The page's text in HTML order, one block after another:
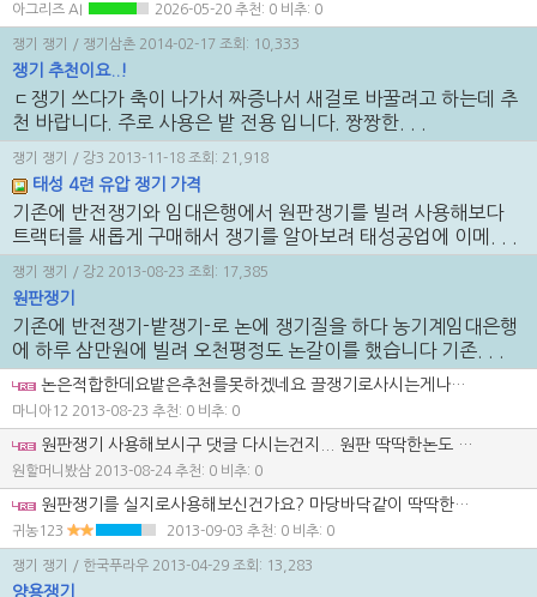
아그리즈 AI 2026-05-20 추천: 0 비추: 0
쟁기 쟁기 / 쟁기삼촌 2014-02-17 조회: 10,333
쟁기 추천이요..!
ㄷ쟁기 쓰다가 축이 나가서 짜증나서 새걸로 바꿀려고 하는데 추
천 바랍니다. 주로 사용은 밭 전용 입니다. 짱짱한. . .
쟁기 쟁기 / 강3 2013-11-18 조회: 21,918
태성 4련 유압 쟁기 가격
기존에 반전쟁기와 임대은행에서 원판쟁기를 빌려 사용해보다
트랙터를 새롭게 구매해서 쟁기를 알아보려 태성공업에 이메. . .
쟁기 쟁기 / 강2 2013-08-23 조회: 17,385
원판쟁기
기존에 반전쟁기-밭쟁기-로 논에 쟁기질을 하다 농기계임대은행
에 하루 삼만원에 빌려 오천평정도 논갈이를 했습니다 기존. . .
논은적합한데요밭은추천를못하겠네요 끌쟁기로사시는게나을듯싶네요 원판은요딱딱한밭은잘갈아지지않아서요
마니아12 2013-08-23 추천: 0 비추: 0
원판쟁기 사용해보시구 댓글 다시는건지... 원판 딱딱한논도 이랑쟁기보다 잘갈립니다.. 단 유압상부링크 사용시.. 밭에서도 사용가능은 하지만 원판 마모율이 밭이 높아서 비추천드립니다. 원판 한장에 20 마넌 넘습니다
원할머니봤삼 2013-08-24 추천: 0 비추: 0
원판쟁기를 실지로사용해보신건가요? 마당바닥같이 딱딱한논이 쟁기날이 들어가나요? 제견해는 안들어가던데요,,
귀농123 2013-09-03 추천: 0 비추: 0
쟁기 쟁기 / 한국푸라우 2013-04-29 조회: 13,283
양용쟁기